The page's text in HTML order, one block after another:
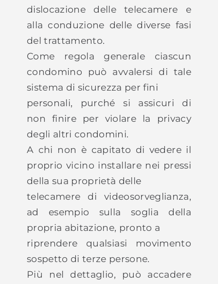
dislocazione delle telecamere e
alla conduzione delle diverse fasi
del trattamento.
Come regola generale ciascun
condomino può avvalersi di tale
sistema di sicurezza per fini
personali, purché si assicuri di
non finire per violare la privacy
degli altri condomini.
A chi non è capitato di vedere il
proprio vicino installare nei pressi
della sua proprietà delle
telecamere di videosorveglianza,
ad esempio sulla soglia della
propria abitazione, pronto a
riprendere qualsiasi movimento
sospetto di terze persone.
Più nel dettaglio, può accadere